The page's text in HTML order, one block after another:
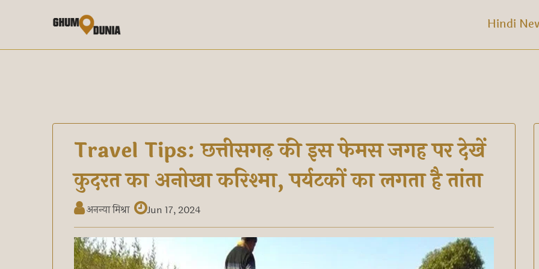
Hindi
Travel Tips: छत्तीसगढ़ की इस फेमस जगह पर देखें
कुदरत का अनोखा करिश्मा, पर्यटकों का लगता है तांता
अनन्या मिश्रा Jun 17, 2024